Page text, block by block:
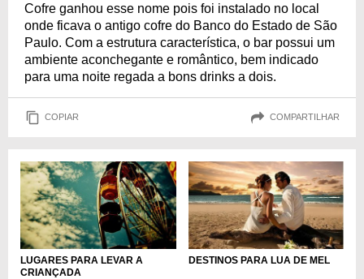
Cofre ganhou esse nome pois foi instalado no local
onde ficava o antigo cofre do Banco do Estado de São
Paulo. Com a estrutura característica, o bar possui um
ambiente aconchegante e romântico, bem indicado
para uma noite regada a bons drinks a dois.
COPIAR COMPARTILHAR
LUGARES PARA LEVAR A
CRIANÇADA
DESTINOS PARA LUA DE MEL